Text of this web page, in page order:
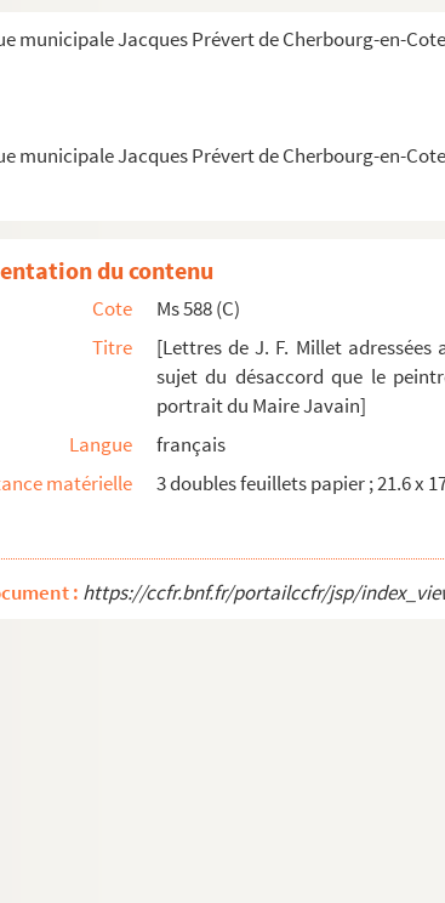
municipale Jacques Prévert de Cherbourg-en-
municipale Jacques Prévert de Cherbourg-en-
mémoire sur les fortifications de Cherbourg
communiquée à l'éditeur des oeuvres d'Alexis ...
avocat à Paris concernant la donation au Vic...
de Cherbourg par les anglais en août 1758 :...
et aux membres du Conseil municipal au suje...
le 21 septembre, concernant un voyage que ...
Hilaire au Jardin des Plantes
1794 - 26 décembre 1796]
canton de Beaumont, département de la Manche de...
livre noir de l'Abbaye de Cerisy
est devenu Chef-Lieu d'arrondissement
général de la commune de Cherbourg du 29 fl...
l'administration municipale de la commune du 1er...
du contenu
Cote
Ms 588 (C)
Titre
[Lettres de J. F. Millet
sujet du désaccord que le
portrait du Maire Javain]
Langue
français
matérielle
3 doubles feuillets papier ; 21.6 x
: https://ccfr.bnf.fr/portailccfr/jsp/